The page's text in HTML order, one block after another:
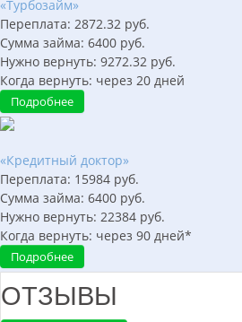
«Турбозайм»
Переплата: 2872.32 руб.
Сумма займа: 6400 руб.
Нужно вернуть: 9272.32 руб.
Когда вернуть: через 20 дней
Подробнее
«Кредитный доктор»
Переплата: 15984 руб.
Сумма займа: 6400 руб.
Нужно вернуть: 22384 руб.
Когда вернуть: через 90 дней*
Подробнее
ОТЗЫВЫ